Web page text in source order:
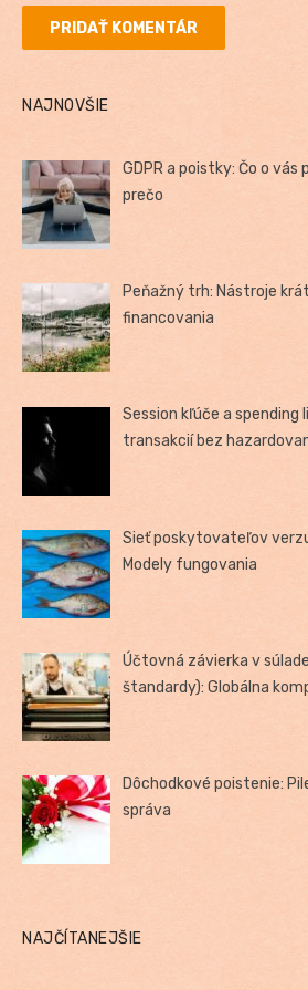
NAJNOVŠIE
GDPR a poistky: Čo o
prečo
Peňažný trh: Nástroje
financovania
Session kľúče a spending
transakcií bez
Sieť poskytovateľov
Modely fungovania
Účtovná závierka v
štandardy): Globálna
Dôchodkové poistenie:
správa
NAJČÍTANEJŠIE